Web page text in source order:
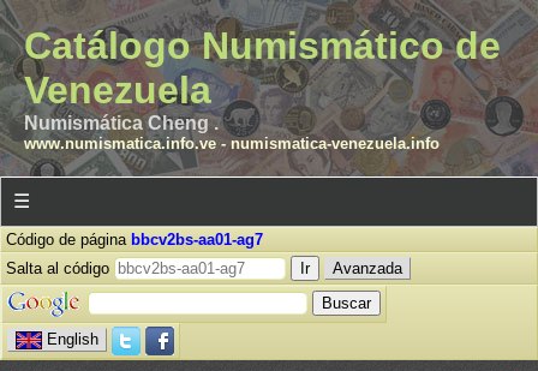
Catálogo Numismático de
Venezuela
Numismática Cheng .
www.numismatica.info.ve- numismatica-venezuela.info
☰
Código de página bbcv2bs-aa01-ag7
Salta al código
Avanzada
English